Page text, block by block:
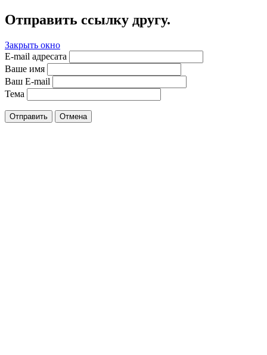
Отправить ссылку другу.
Закрыть окно
E-mail адресата
Ваше имя
Ваш E-mail
Тема
Отправить Отмена